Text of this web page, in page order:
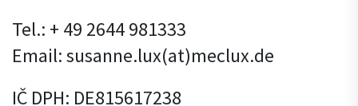
Tel.: + 49 2644 981333
Email: susanne.lux(at)meclux.de
IČ DPH: DE815617238